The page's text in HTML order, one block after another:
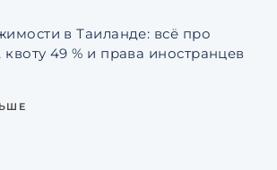
в Таиланде: всё про
49 % и права иностранцев